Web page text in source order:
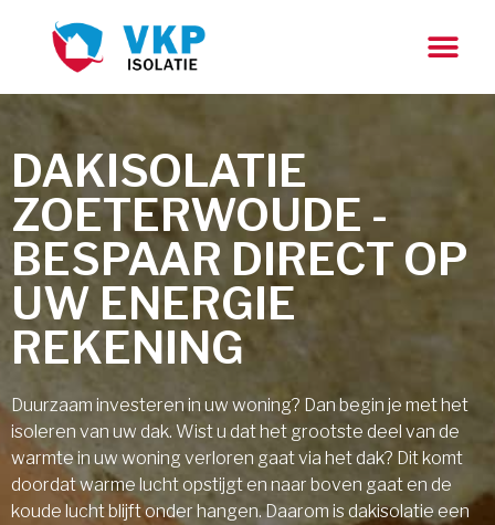
DAKISOLATIE
ZOETERWOUDE -
BESPAAR DIRECT OP
UW ENERGIE
REKENING
Duurzaam investeren in uw woning? Dan begin je met het
isoleren van uw dak. Wist u dat het grootste deel van de
warmte in uw woning verloren gaat via het dak? Dit komt
doordat warme lucht opstijgt en naar boven gaat en de
koude lucht blijft onder hangen. Daarom is dakisolatie een